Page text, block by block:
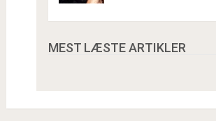
MEST LÆSTE ARTIKLER